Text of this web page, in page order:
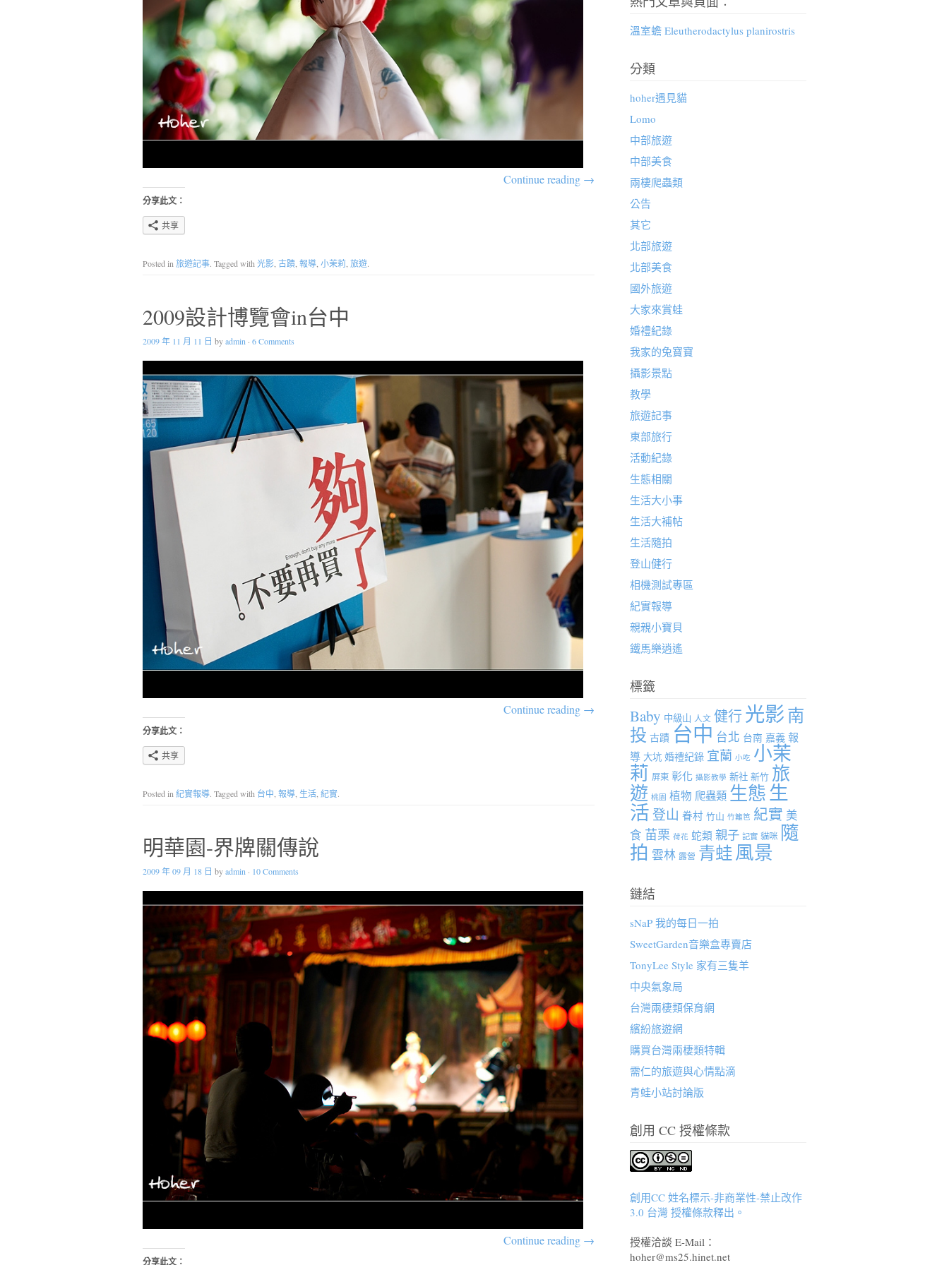
Continue reading →
分享此文：
共享
Posted in 旅遊記事. Tagged with 光影 古蹟 報導 小茉莉 旅遊.
2009設計博覽會in台中
2009 年 11 月 11 日 byadmin · 6 Comments
Continue reading →
分享此文：
共享
Posted in 紀實報導. Tagged with 台中 報導 生活 紀實.
明華園-界牌關傳說
2009 年 09 月 18 日 byadmin · 10 Comments
Continue reading →
分享此文：
溫室蟾 Eleutherodactylus planirostris
分類
hoher遇見貓
Lomo
中部旅遊
中部美食
兩棲爬蟲類
公告
其它
北部旅遊
北部美食
國外旅遊
大家來賞蛙
婚禮紀錄
我家的兔寶寶
攝影景點
教學
旅遊記事
東部旅行
活動紀錄
生態相關
生活大小事
生活大補帖
生活隨拍
登山健行
相機測試專區
紀實報導
親親小寶貝
鐵馬樂逍遙
標籤
Baby 中級山 人文 健行光影南
投 古蹟 台中 台北 台南 嘉義 報
導 大坑 婚禮紀錄 宜蘭 小吃 小茉
莉 屏東 彰化 攝影教學 新社 新竹 旅
遊 桃園 植物 爬蟲類 生態生
活 登山 眷村 竹山 竹籬笆 紀實 美
食 苗栗 荷花 蛇類 親子 記實 貓咪 隨
拍 雲林 露營 青蛙風景
鏈結
sNaP 我的每日一拍
SweetGarden音樂盒專賣店
TonyLee Style 家有三隻羊
中央氣象局
台灣兩棲類保育網
繽紛旅遊網
購買台灣兩棲類特輯
需仁的旅遊與心情點滴
青蛙小站討論版
創用 CC 授權條款
創用CC 姓名標示-非商業性-禁止改作
3.0 台灣 授權條款釋出。
授權洽談 E-Mail：
hoher@ms25.hinet.net